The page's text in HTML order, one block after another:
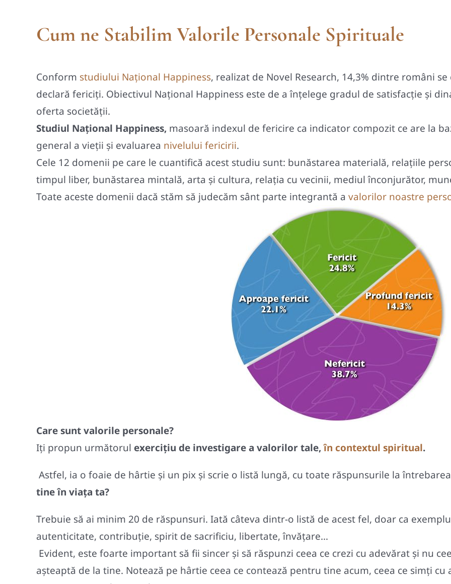
Cum ne Stabilim Valorile Personale Spirituale
Conform studiului Național Happiness, realizat de Novel Research, 14,3% dintre români
declară fericiți. Obiectivul Național Happiness este de a înțelege gradul de satisfacție și
oferta societății.
Studiul Național Happiness, masoară indexul de fericire ca indicator compozit ce are la
general a vieţii și evaluarea nivelului fericirii.
Cele 12 domenii pe care le cuantifică acest studiu sunt: bunăstarea materială, relaţiile
timpul liber, bunăstarea mintală, arta şi cultura, relația cu vecinii, mediul înconjurător,
Toate aceste domenii dacă stăm să judecăm sânt parte integrantă a valorilor noastre
Care sunt valorile personale?
Iți propun următorul exercițiu de investigare a valorilor tale,în contextul spiritual.
Astfel, ia o foaie de hârtie și un pix și scrie o listă lungă, cu toate răspunsurile la
tine în viața ta?
Trebuie să ai minim 20 de răspunsuri. Iată câteva dintr-o listă de acest fel, doar ca
autenticitate, contribuție, spirit de sacrificiu, libertate, învățare…
Evident, este foarte important să fii sincer și să răspunzi ceea ce crezi cu adevărat și nu
așteaptă de la tine. Notează pe hârtie ceea ce contează pentru tine acum, ceea ce simți